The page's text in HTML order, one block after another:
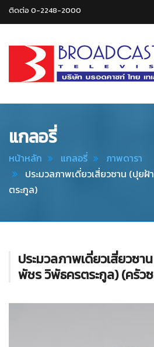
ติดต่อ 0-2248-2000
Thai
แกลอรี่
หน้าหลัก แกลอรี่
ภาพดารา
ประมวลภาพเดี่ยวเสี่ยวซาน (ปุ
ตระกูล)
ประมวลภาพเดี่ยวเสี่ยวซ
พัชร วิพัธครตระกูล) (ครัว